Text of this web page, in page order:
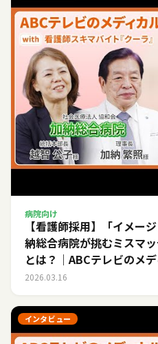
病院向け
【看護師採用】「イメー
納総合病院が挑むミスマ
とは？｜ABCテレビのメ
2026.03.16
インタビュー